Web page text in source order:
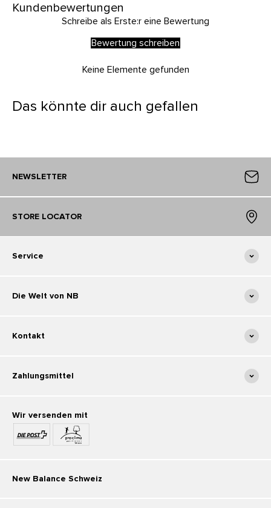
Kundenbewertungen
Schreibe als Erste:r eine Bewertung
Bewertung schreiben
Keine Elemente gefunden
Das könnte dir auch gefallen
NEWSLETTER
STORE LOCATOR
Service
Die Welt von NB
Kontakt
New Balance Schweiz
Wir versenden mit
Zahlungsmittel